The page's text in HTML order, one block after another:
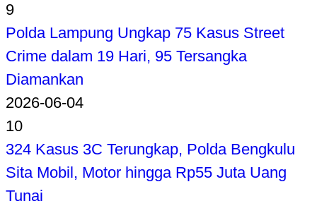
9
Polda Lampung Ungkap 75 Kasus Street
Crime dalam 19 Hari, 95 Tersangka
Diamankan
2026-06-04
10
324 Kasus 3C Terungkap, Polda Bengkulu
Sita Mobil, Motor hingga Rp55 Juta Uang
Tunai